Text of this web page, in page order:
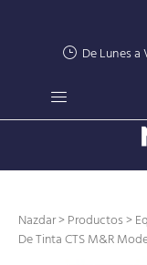
De Lunes
Nazdar>Productos>
De Tinta CTS M&R